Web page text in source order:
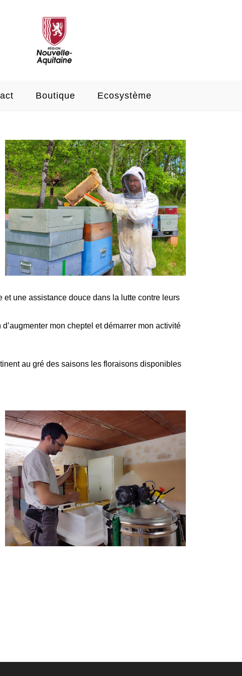
Boutique Ecosystème
une assistance douce dans la lutte contre leurs
mon cheptel et démarrer mon activité
au gré des saisons les floraisons disponibles